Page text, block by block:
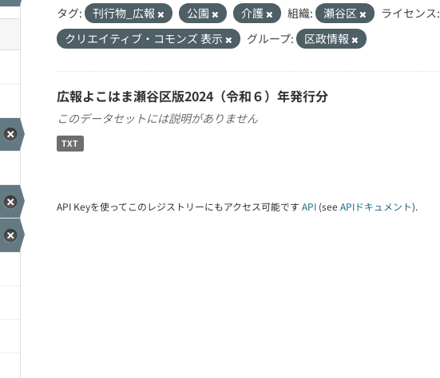
タグ: 刊行物_広報 公園 介護 組織: 瀬谷区
ライセンス:
クリエイティブ・コモンズ 表示
グループ: 区政情報
広報よこはま瀬谷区版2024（令和６）年発行分
このデータセットには説明がありません
TXT
API Keyを使ってこのレジストリーにもアクセス可能です API (see APIドキュメント).